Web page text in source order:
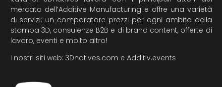
mercato dell’Additive Manufacturing e offre una varietà
di servizi: un comparatore prezzi per ogni ambito della
stampa 3D, consulenze B2B e di brand content, offerte di
lavoro, eventi e molto altro!
I nostri siti web: 3Dnatives.com e Additiv.events